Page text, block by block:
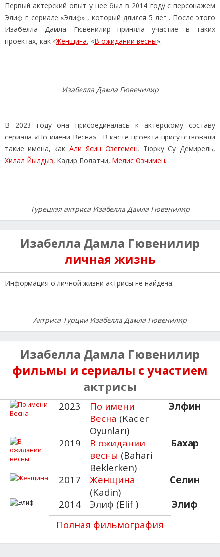
Первый актерский опыт у нее был в 2014 году с персонажем
Элиф в сериале «Элиф» , который длился 5 лет . После этого
Изабелла Дамла Гювенилир приняла участие в таких
проектах, как «Женщина, «В ожидании весны».
Изабелла Дамла Гювенилир
В 2023 году она присоединалась к актёрскому составу
сериала «По имени Весна» . В касте проекта присутствовали
такие имена, какАли Ясин Озегемен, Тюрку Су Демирель,
Хилал Йылдыз, Кадир Полатчи, Мелис Озчимен.
Турецкая актриса Изабелла Дамла Гювенилир
Изабелла Дамла Гювенилир
личная жизнь
Информация о личной жизни актрисы не найдена.
Актриса Турции Изабелла Дамла Гювенилир
Изабелла Дамла Гювенилир
фильмы и сериалы с участием
актрисы
2023
По имени
Весна (Kader
Oyunları)
Элфин
2019
В ожидании
весны (Bahari
Beklerken)
Бахар
2017
Женщина
(Kadin)
Селин
2014
Элиф (Elif )
Элиф
Полная фильмография